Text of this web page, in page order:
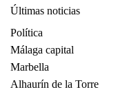
Últimas noticias
Política
Málaga capital
Marbella
Alhaurín de la Torre